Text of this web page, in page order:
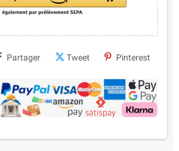
Partager Tweet Pinterest